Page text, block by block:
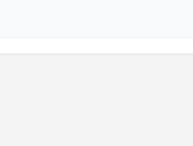
Takvim Talebini Gönder